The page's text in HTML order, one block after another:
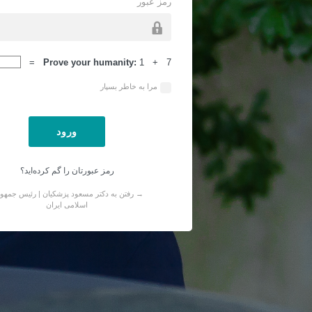
ورود Prove your humanity: 1 + 7 =
مرا به خاطر بسپار
رمز عبورتان را گم کرده‌اید؟
→ رفتن به دکتر مسعود پزشکیان | رئیس
اسلامی ایران